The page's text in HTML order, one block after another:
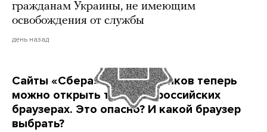
гражданам Украины, не имеющим
освобождения от службы
день назад
Сайты «Сбера» и других банков теперь
можно открыть только в российских
браузерах. Это опасно? И какой браузер
выбрать?